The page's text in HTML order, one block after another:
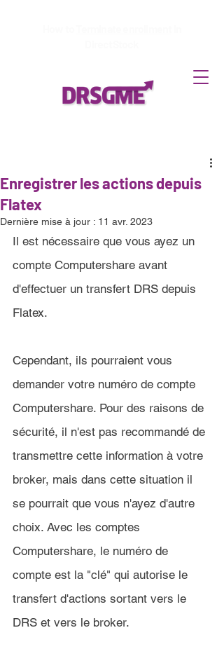
Enregistrer les actions depuis
Flatex
Dernière mise à jour : 11 avr. 2023
Il est nécessaire que vous ayez un
compte Computershare avant
d'effectuer un transfert DRS depuis
Flatex.
Cependant, ils pourraient vous
demander votre numéro de compte
Computershare. Pour des raisons de
sécurité, il n'est pas recommandé de
transmettre cette information à votre
broker, mais dans cette situation il
se pourrait que vous n'ayez d'autre
choix. Avec les comptes
Computershare, le numéro de
compte est la "clé" qui autorise le
transfert d'actions sortant vers le
DRS et vers le broker.